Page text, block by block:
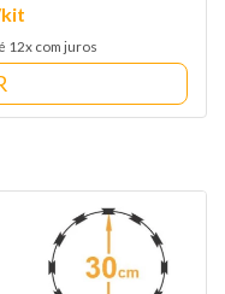
kit
12x com juros